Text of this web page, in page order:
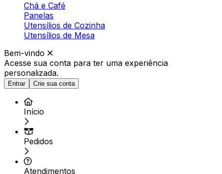
Chá e Café
Panelas
Utensílios de Cozinha
Utensílios de Mesa
Bem-vindo
Acesse sua conta para ter uma experiência
personalizada.
Entrar Crie sua conta
Início
Pedidos
Atendimentos